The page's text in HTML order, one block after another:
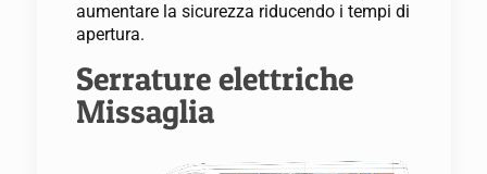
aumentare la sicurezza riducendo i tempi di
apertura.
Serrature elettriche
Missaglia